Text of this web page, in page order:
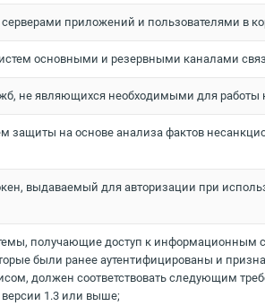
приложений и пользователями в
основными и резервными каналами
не являющихся необходимыми для работы
защиты на основе анализа фактов
выдаваемый для авторизации при
получающие доступ к информационным
были ранее аутентифицированы и
должен соответствовать следующим
версии 1.3 или выше;